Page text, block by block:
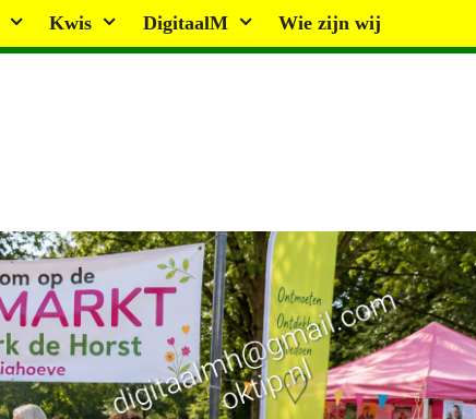
Kwis DigitaalM Wie zijn wij